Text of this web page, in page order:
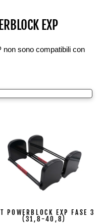
EXP
non sono compatibili con
POWERBLOCK EXP FASE 3
(31,8-40,8)